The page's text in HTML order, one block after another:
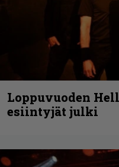
Loppuvuoden
esiintyjät julki